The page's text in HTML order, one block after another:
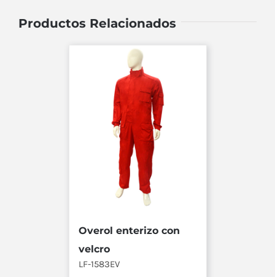
Productos Relacionados
Overol enterizo con
velcro
LF-1583EV